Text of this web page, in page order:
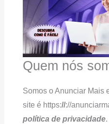
Quem nós
Somos o Anunciar Mais
site é https://://
política de privacidade